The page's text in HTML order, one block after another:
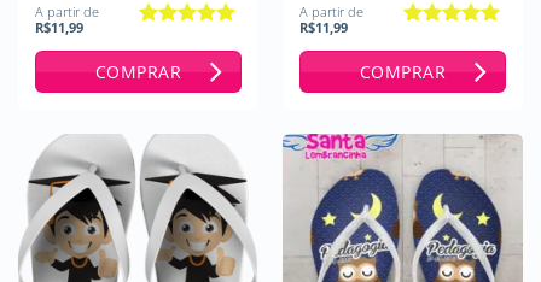
A partir de
R$11,99
COMPRAR
A partir de
R$11,99
COMPRAR